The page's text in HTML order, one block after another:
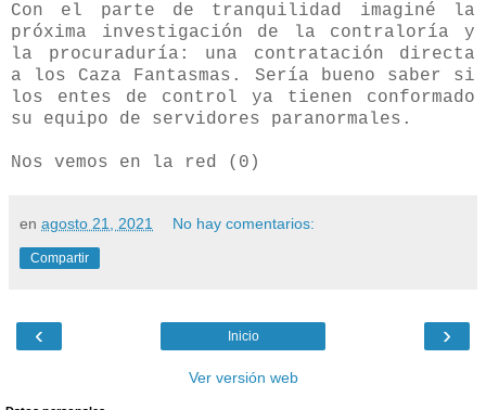
Con el parte de tranquilidad imaginé la
próxima investigación de la contraloría y
la procuraduría: una contratación directa
a los Caza Fantasmas. Sería bueno saber si
los entes de control ya tienen conformado
su equipo de servidores paranormales.
Nos vemos en la red (0)
en agosto 21, 2021 No hay comentarios:
Compartir
‹ ›
Inicio
Ver versión web